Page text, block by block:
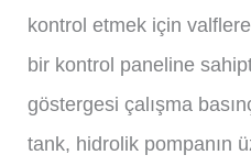
kontrol etmek için
bir kontrol paneline
göstergesi çalışma
tank, hidrolik pompanın